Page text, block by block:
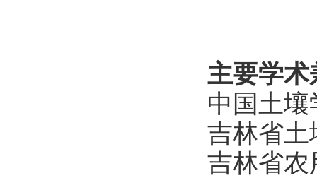
主要学术
中国土壤
吉林省土
吉林省农